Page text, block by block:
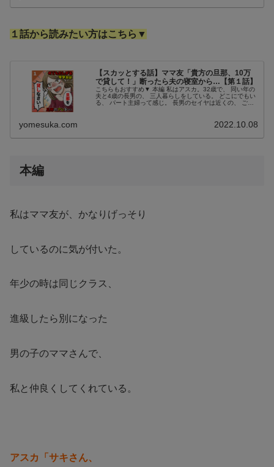
１話から読みたい方はこちら▼
【スカッとする話】ママ友「貴方の旦那、10万
で貸して！」断ったら夫の寝室から…【第１話】
こちらもおすすめ▼ 本編 私はアスカ。32歳で、 同い年の
夫と4歳の長男の、 三人暮らしをしている。 どこにでもい
る、 パート主婦って感じ。 長男のセイヤは近くの、 ごく
yomesuka.com 2022.10.08
本編
私はママ友が、かなりげっそり
しているのに気が付いた。
年少の時は同じクラス、
進級したら別になった
男の子のママさんで、
私と仲良くしてくれている。
アスカ「サキさん、